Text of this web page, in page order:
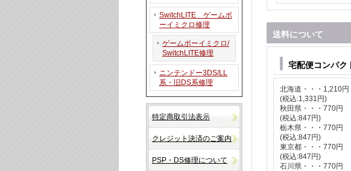
SwitchLITE ゲームボ
ーイミクロ修理
ゲームボーイミクロ/
SwitchLITE修理
ニンテンドー3DS/LL
系・旧DS系修理
特定商取引法表示
クレジット決済のご案内
PSP・DS修理について
送料について
宅配便コンパク
北海道・・・1,210円
(税込:1,331円)
秋田県・・・770円
(税込:847円)
栃木県・・・770円
(税込:847円)
東京都・・・770円
(税込:847円)
石川県・・・770円